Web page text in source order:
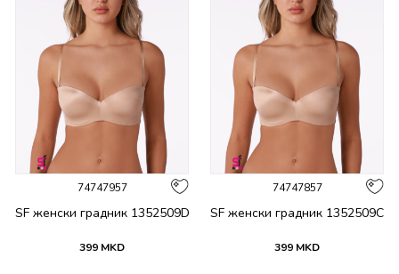
74747957
SF женски градник 1352509D
399 MKD
74747857
SF женски градник 1352509C
399 MKD